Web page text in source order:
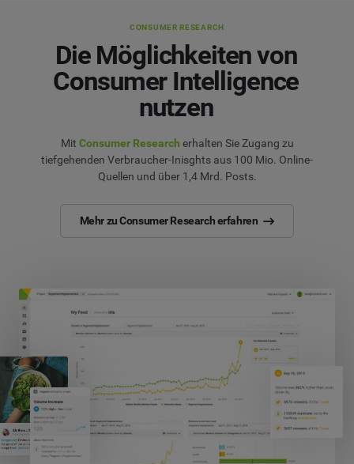
CONSUMER RESEARCH
Die Möglichkeiten von
Consumer Intelligence
nutzen
Mit Consumer Research erhalten Sie Zugang zu
tiefgehenden Verbraucher-Inisghts aus 100 Mio. Online-
Quellen und über 1,4 Mrd. Posts.
Mehr zu Consumer Research erfahren